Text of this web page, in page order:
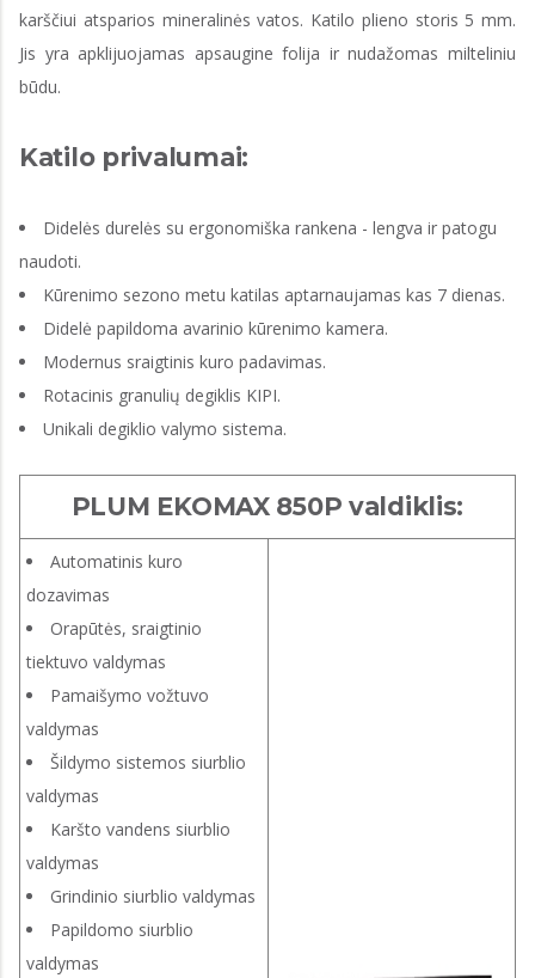
karščiui atsparios mineralinės vatos. Katilo plieno storis 5 mm.
Jis yra apklijuojamas apsaugine folija ir nudažomas milteliniu
būdu.
Katilo privalumai:
Didelės durelės su ergonomiška rankena - lengva ir patogu
naudoti.
Kūrenimo sezono metu katilas aptarnaujamas kas 7 dienas.
Didelė papildoma avarinio kūrenimo kamera.
Modernus sraigtinis kuro padavimas.
Rotacinis granulių degiklis KIPI.
Unikali degiklio valymo sistema.
PLUM EKOMAX 850P valdiklis:
Automatinis kuro
dozavimas
Orapūtės, sraigtinio
tiektuvo valdymas
Pamaišymo vožtuvo
valdymas
Šildymo sistemos siurblio
valdymas
Karšto vandens siurblio
valdymas
Grindinio siurblio valdymas
Papildomo siurblio
valdymas